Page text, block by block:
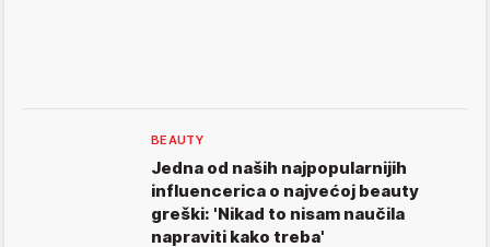
BEAUTY
Jedna od naših najpopularnijih
influencerica o najvećoj beauty
greški: 'Nikad to nisam naučila
napraviti kako treba'